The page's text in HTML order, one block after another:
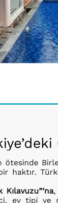
haktır.
,
ev tipi ve